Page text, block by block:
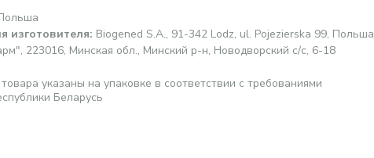
изготовителя: Biogened S.A., 91-342 Lodz, ul. Pojezierska 99, Польша
223016, Минская обл., Минский р-н, Новодворский с/с, 6-18
указаны на упаковке в соответствии с требованиями
Беларусь